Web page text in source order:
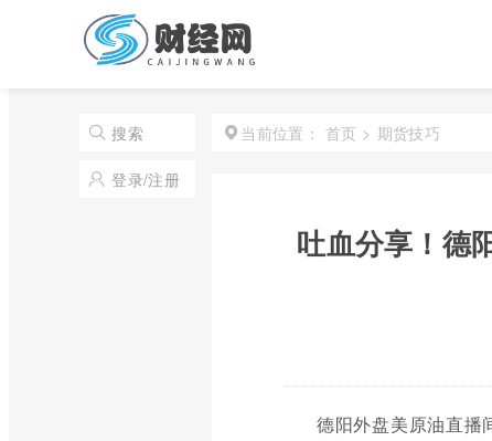
搜索
登录/注册
当前位置： 首页 > 期货技巧
吐血分享！德
德阳外盘美原油直播